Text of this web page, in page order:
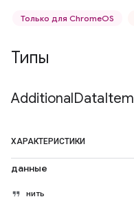
Только для ChromeOS
Типы
AdditionalDataItem
ХАРАКТЕРИСТИКИ
данные
нить